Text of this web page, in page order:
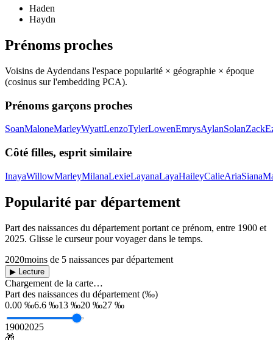
Haden
Haydn
Prénoms proches
Voisins de Aydendans l'espace popularité × géographie × époque
(cosinus sur l'embedding PCA).
Prénoms garçons proches
SoanMaloneMarleyWyattLenzoTylerLowenEmrysAylanSolanZack
Côté filles, esprit similaire
InayaWillowMarleyMilanaLexieLayanaLayaHaileyCalieAriaSiana
Popularité par département
Part des naissances du département portant ce prénom, entre 1900 et
2025. Glisse le curseur pour voyager dans le temps.
2020moins de 5 naissances par département
▶ Lecture
Chargement de la carte…
Part des naissances du département (‰)
0.00 ‰6.6 ‰13 ‰20 ‰27 ‰
19002025
🎁